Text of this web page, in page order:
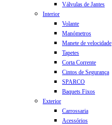
Válvulas de Jantes
Interior
Volante
Manómetros
Manete de velocidade
Tapetes
Corta Corrente
Cintos de Segurança
SPARCO
Baquets Fixos
Exterior
Carrossaria
Acessórios